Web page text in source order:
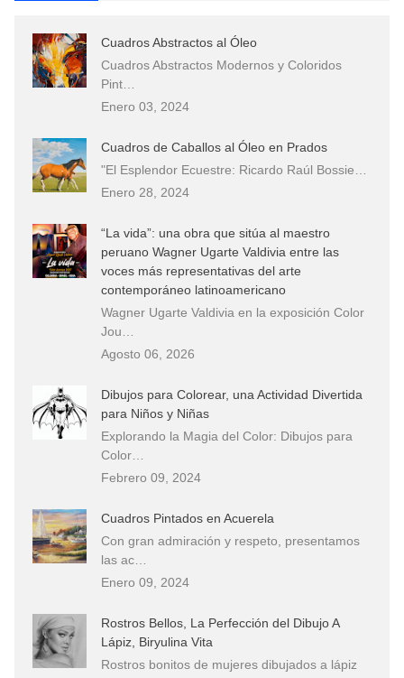
Cuadros Abstractos al Óleo
Cuadros Abstractos Modernos y Coloridos
Pint…
Enero 03, 2024
Cuadros de Caballos al Óleo en Prados
"El Esplendor Ecuestre: Ricardo Raúl Bossie…
Enero 28, 2024
“La vida”: una obra que sitúa al maestro
peruano Wagner Ugarte Valdivia entre las
voces más representativas del arte
contemporáneo latinoamericano
Wagner Ugarte Valdivia en la exposición Color
Jou…
Agosto 06, 2026
Dibujos para Colorear, una Actividad Divertida
para Niños y Niñas
Explorando la Magia del Color: Dibujos para
Color…
Febrero 09, 2024
Cuadros Pintados en Acuerela
Con gran admiración y respeto, presentamos
las ac…
Enero 09, 2024
Rostros Bellos, La Perfección del Dibujo A
Lápiz, Biryulina Vita
Rostros bonitos de mujeres dibujados a lápiz